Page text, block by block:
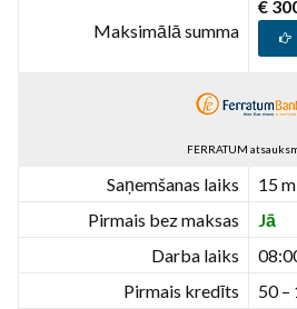
Maksimālā summa
€
FERRATUM
Saņemšanas laiks
15
Pirmais bez maksas
Jā
Darba laiks
Pirmais kredīts
50 –